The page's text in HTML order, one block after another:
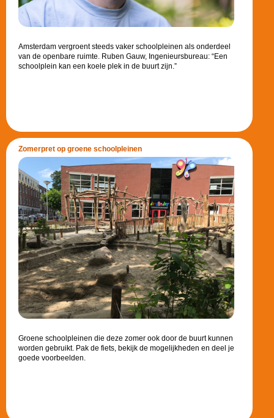
Amsterdam vergroent steeds vaker schoolpleinen als onderdeel
van de openbare ruimte. Ruben Gauw, Ingenieursbureau: “Een
schoolplein kan een koele plek in de buurt zijn.”
Zomerpret op groene schoolpleinen
Groene schoolpleinen die deze zomer ook door de buurt kunnen
worden gebruikt. Pak de fiets, bekijk de mogelijkheden en deel je
goede voorbeelden.